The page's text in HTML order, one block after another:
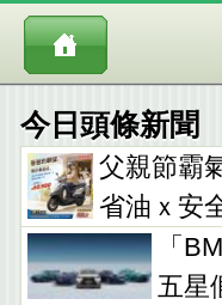
今日頭條新聞
父親節霸
省油ｘ安
「
五星